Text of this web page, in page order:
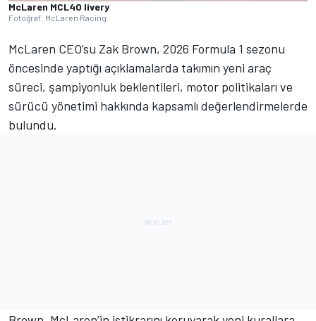
McLaren MCL40 livery
Fotoğraf: McLaren Racing
McLaren CEO’su Zak Brown, 2026 Formula 1 sezonu
öncesinde yaptığı açıklamalarda takımın yeni araç
süreci, şampiyonluk beklentileri, motor politikaları ve
sürücü yönetimi hakkında kapsamlı değerlendirmelerde
bulundu.